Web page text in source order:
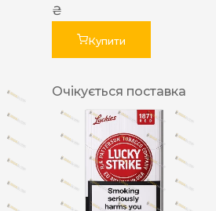
₴
Купити
Очікується поставка